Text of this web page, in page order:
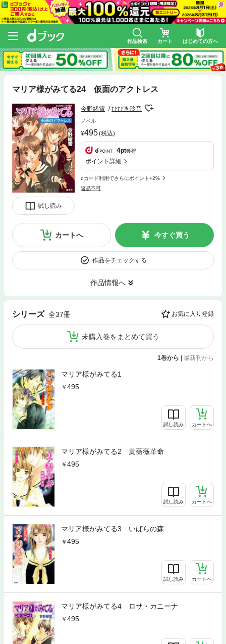
作品検索 カート はじめての方へ
マリア様がみてる24 仮面のアクトレス
試し読み
今野緒雪 ひびき玲音
ノベル
495(税込)
4pt獲得
ポイント詳細
dカード利用でさらにポイント+2%
返品不可
カートへ 今すぐ買う
作品をチェックする
作品情報へ
シリーズ 全37冊 お気に入り登録
未購入巻をまとめて買う
1巻から | 最新刊から
マリア様がみてる1
495
試し読み カートへ
マリア様がみてる2 黄薔薇革命
495
試し読み カートへ
マリア様がみてる3 いばらの森
495
試し読み カートへ
マリア様がみてる4 ロサ・カニーナ
495